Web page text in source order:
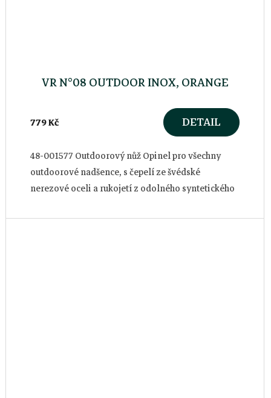
VR N°08 OUTDOOR INOX, ORANGE
779 Kč DETAIL
48-001577 Outdoorový nůž Opinel pro všechny
outdoorové nadšence, s čepelí ze švédské
nerezové oceli a rukojetí z odolného syntetického